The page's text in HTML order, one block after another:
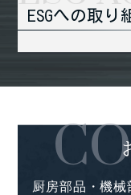
ESGへの取り
厨房部品・機